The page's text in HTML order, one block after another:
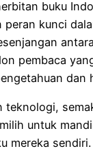
buku
peran kunci
pembaca
dan
teknologi,
untuk
mereka